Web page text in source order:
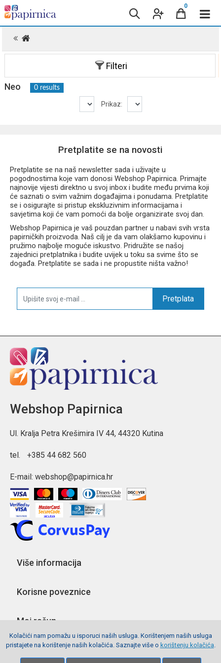
0
Filteri
Neo 0 results
Prikaz:
Pretplatite se na novosti
Pretplatite se na naš newsletter sada i uživajte u
pogodnostima koje vam donosi Webshop Papirnica. Primajte
najnovije vijesti direktno u svoj inbox i budite među prvima koji
će saznati o svim važnim događajima i ponudama. Pretplatite
se i osigurajte si pristup ekskluzivnim informacijama i
savjetima koji će vam pomoći da bolje organizirate svoj dan.
Webshop Papirnica je vaš pouzdan partner u nabavi svih vrsta
papirničkih proizvoda. Naš cilj je da vam olakšamo kupovinu i
pružimo najbolje moguće iskustvo. Pridružite se našoj
zajednici pretplatnika i budite uvijek u toku sa svime što se
događa. Pretplatite se sada i ne propustite ništa važno!
Pretplata
Webshop Papirnica
Ul. Kralja Petra Krešimira IV 44, 44320 Kutina
tel. +385 44 682 560
E-mail: webshop@papirnica.hr
Više informacija
Korisne poveznice
Moj račun
Pratite nas
Kolačići nam pomažu u isporuci naših usluga. Korištenjem naših usluga
pristajete na korištenje naših kolačića. Saznajte više o korištenju kolačića.